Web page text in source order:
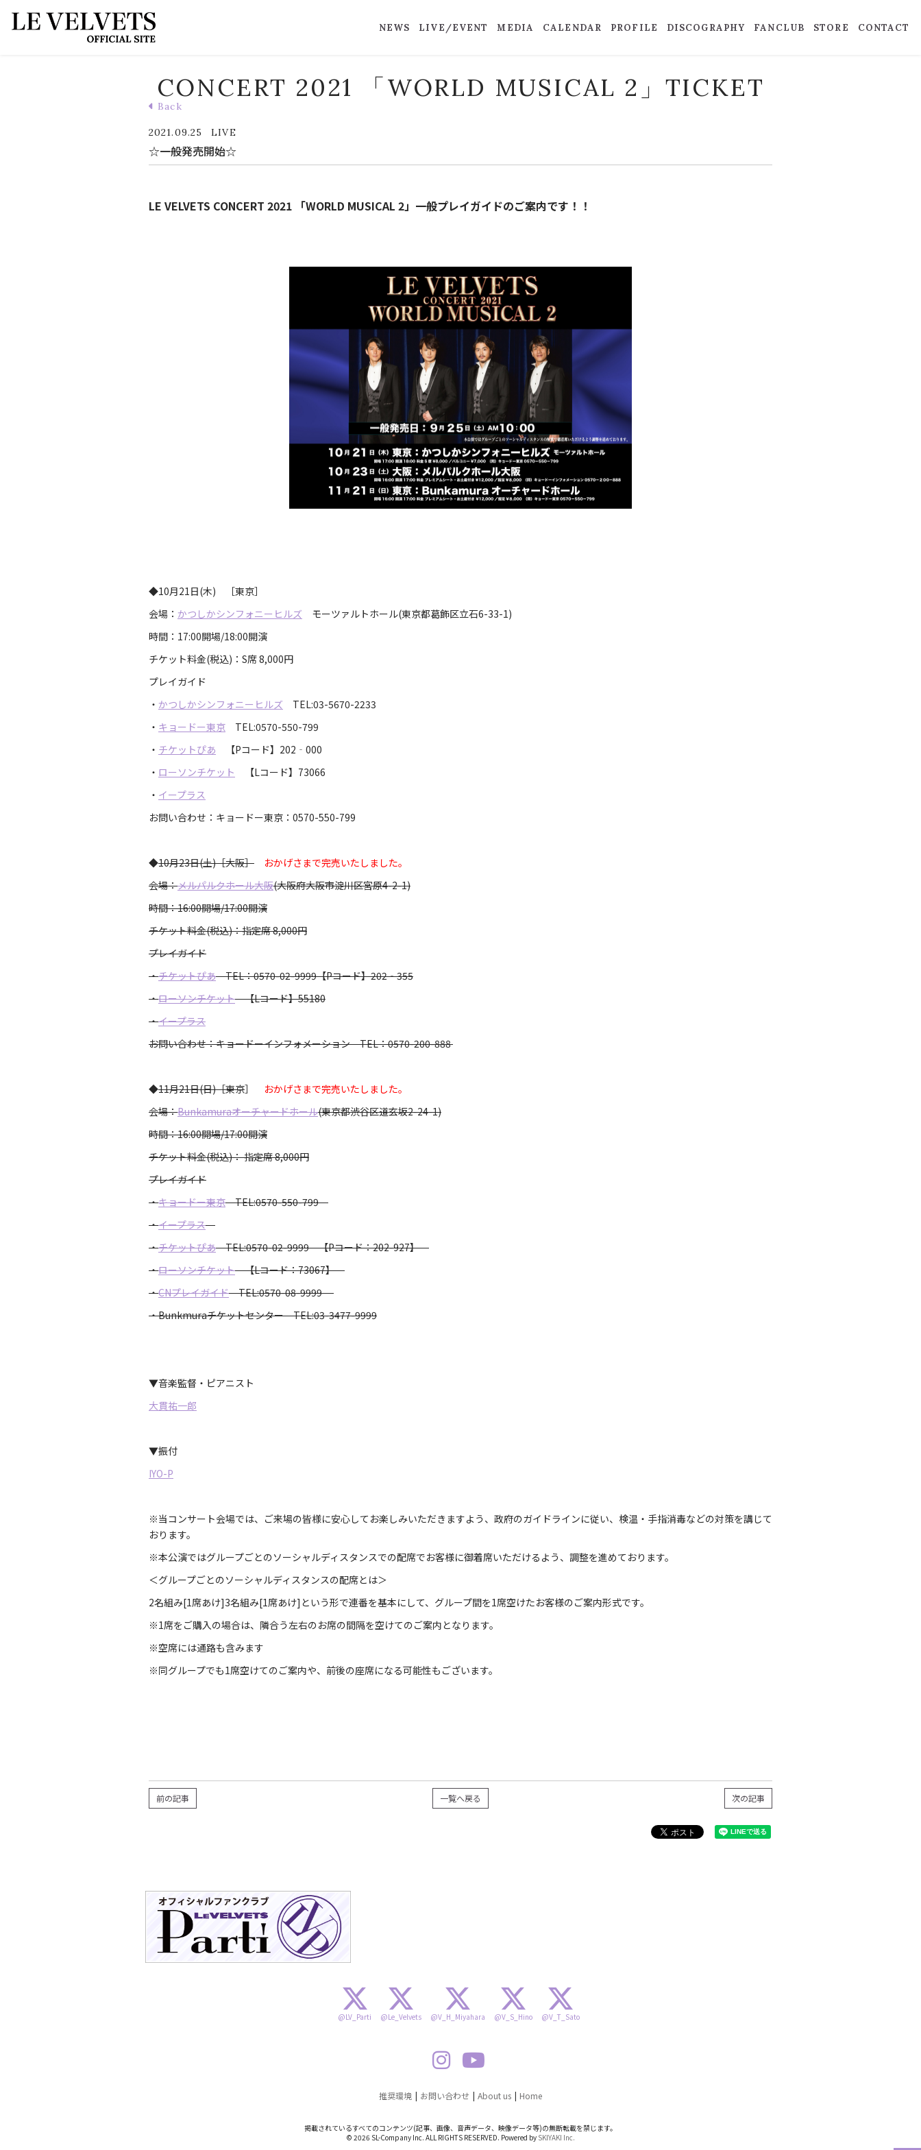
NEWS LIVE/EVENT MEDIA CALENDAR PROFILE DISCOGRAPHY FANCLUB STORE CONTACT
CONCERT 2021 「WORLD MUSICAL 2」TICKET
Back
2021.09.25 LIVE
☆一般発売開始☆
LE VELVETS CONCERT 2021 「WORLD MUSICAL 2」一般プレイガイドのご案内です！！
◆10月21日(木) ［東京］
会場： かつしかシンフォニーヒルズ モーツァルトホール(東京都葛飾区立石6-33-1)
時間：17:00開場/18:00開演
チケット料金(税込)：S席 8,000円
プレイガイド
・ かつしかシンフォニーヒルズ TEL:03-5670-2233
・ キョードー東京 TEL:0570-550-799
・ チケットぴあ 【Pコード】202‐000
・ ローソンチケット 【Lコード】73066
・ イープラス
お問い合わせ：キョードー東京：0570-550-799
◆10月23日(土)［大阪］
おかげさまで完売いたしました。
会場：メルパルクホール大阪(大阪府大阪市淀川区宮原4-2-1)
時間：16:00開場/17:00開演
チケット料金(税込)：指定席 8,000円
プレイガイド
・チケットぴあTEL：0570-02-9999【Pコード】202‐355
・ローソンチケット【Lコード】55180
・イープラス
お問い合わせ：キョードーインフォメーション TEL：0570-200-888
◆11月21日(日)［東京］ おかげさまで完売いたしました。
会場：Bunkamuraオーチャードホール(東京都渋谷区道玄坂2-24-1)
時間：16:00開場/17:00開演
チケット料金(税込)： 指定席 8,000円
プレイガイド
・キョードー東京TEL:0570-550-799
・イープラス
・チケットぴあTEL:0570-02-9999 【Pコード：202-927】
・ローソンチケット【Lコード：73067】
・CNプレイガイドTEL:0570-08-9999
・Bunkmuraチケットセンター TEL:03-3477-9999
▼音楽監督・ピアニスト
大貫祐一郎
▼振付
IYO-P
※当コンサート会場では、ご来場の皆様に安心してお楽しみいただきますよう、政府のガイドラインに従い、検温・手指消毒などの対策を講じて
おります。
※本公演ではグループごとのソーシャルディスタンスでの配席でお客様に御着席いただけるよう、調整を進めております。
＜グループごとのソーシャルディスタンスの配席とは＞
2名組み[1席あけ]3名組み[1席あけ]という形で連番を基本にして、グループ間を1席空けたお客様のご案内形式です。
※1席をご購入の場合は、隣合う左右のお席の間隔を空けてのご案内となります。
※空席には通路も含みます
※同グループでも1席空けてのご案内や、前後の座席になる可能性もございます。
次の記事
一覧へ戻る
前の記事
@LV_Parti @Le_Velvets @V_H_Miyahara @V_S_Hino @V_T_Sato
推奨環境 お問い合わせ About us Home
掲載されているすべてのコンテンツ(記事、画像、音声データ、映像データ等)の無断転載を禁じます。
© 2026 SL-Company Inc. ALL RIGHTS RESERVED. Powered by SKIYAKI Inc.